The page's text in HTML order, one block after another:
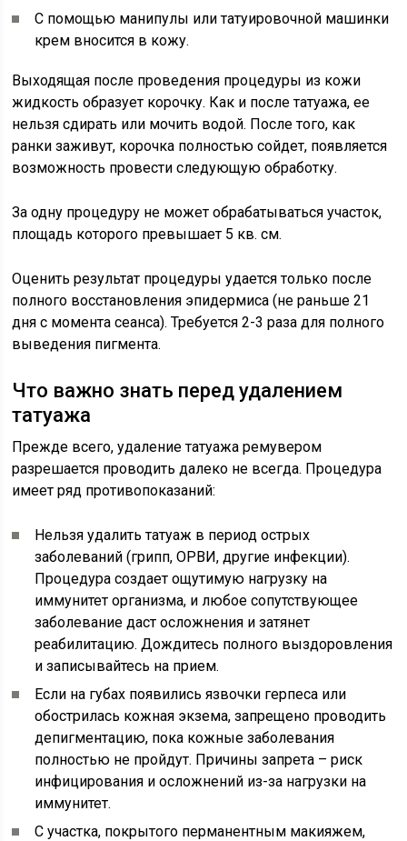
С помощью манипулы или татуировочной машинки
крем вносится в кожу.
Выходящая после проведения процедуры из кожи
жидкость образует корочку. Как и после татуажа, ее
нельзя сдирать или мочить водой. После того, как
ранки заживут, корочка полностью сойдет, появляется
возможность провести следующую обработку.
За одну процедуру не может обрабатываться участок,
площадь которого превышает 5 кв. см.
Оценить результат процедуры удается только после
полного восстановления эпидермиса (не раньше 21
дня с момента сеанса). Требуется 2-3 раза для полного
выведения пигмента.
Что важно знать перед удалением
татуажа
Прежде всего, удаление татуажа ремувером
разрешается проводить далеко не всегда. Процедура
имеет ряд противопоказаний:
Нельзя удалить татуаж в период острых
заболеваний (грипп, ОРВИ, другие инфекции).
Процедура создает ощутимую нагрузку на
иммунитет организма, и любое сопутствующее
заболевание даст осложнения и затянет
реабилитацию. Дождитесь полного выздоровления
и записывайтесь на прием.
Если на губах появились язвочки герпеса или
обострилась кожная экзема, запрещено проводить
депигментацию, пока кожные заболевания
полностью не пройдут. Причины запрета – риск
инфицирования и осложнений из-за нагрузки на
иммунитет.
С участка, покрытого перманентным макияжем,